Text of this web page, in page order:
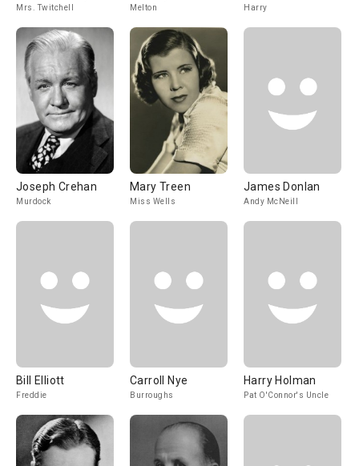
Mrs. Twitchell Melton Harry
Joseph Crehan
Murdock
Mary Treen
Miss Wells
James Donlan
Andy McNeill
Bill Elliott
Freddie
Carroll Nye
Burroughs
Harry Holman
Pat O'Connor's Uncle